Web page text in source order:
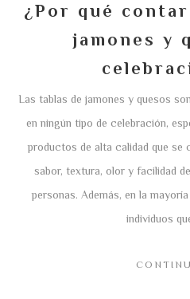
¿Por qué
jamones y
Las tablas de jamones y quesos
en ningún tipo de celebración,
productos de alta calidad que se
sabor, textura, olor y facilidad
personas. Además, en la
individuos